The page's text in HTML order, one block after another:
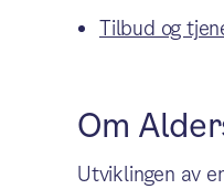
Tilbud og
Om
Utviklingen av